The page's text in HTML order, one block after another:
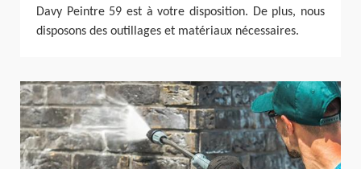
Davy Peintre 59 est à votre disposition. De plus, nous
disposons des outillages et matériaux nécessaires.